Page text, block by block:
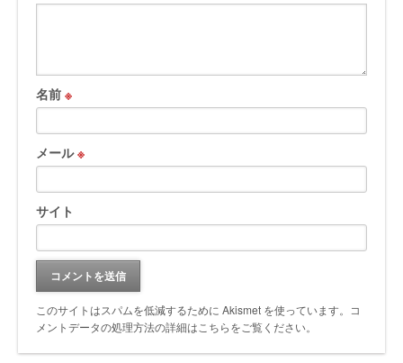
名前 ※
メール※
サイト
このサイトはスパムを低減するために Akismet を使っています。
コ
メントデータの処理方法の詳細はこちらをご覧ください。